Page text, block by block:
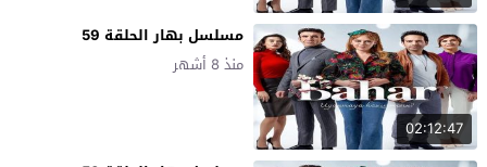
02:12:47
مسلسل بهار الحلقة 59
منذ 8 أشهر